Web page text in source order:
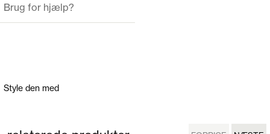
Brug for hjælp?
Style den med